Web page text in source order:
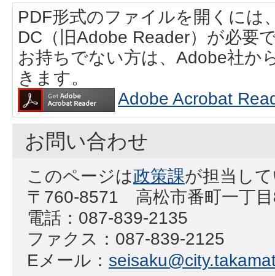
PDF形式のファイルを開くには
DC（旧Adobe Reader）が必要
お持ちでない方は、Adobe社か
きます。
Adobe Acrobat
お問い合わせ
このページは政策課が担当し
〒760-8571 高松市番町一丁
電話：087-839-2135
ファクス：087-839-2125
Eメール：